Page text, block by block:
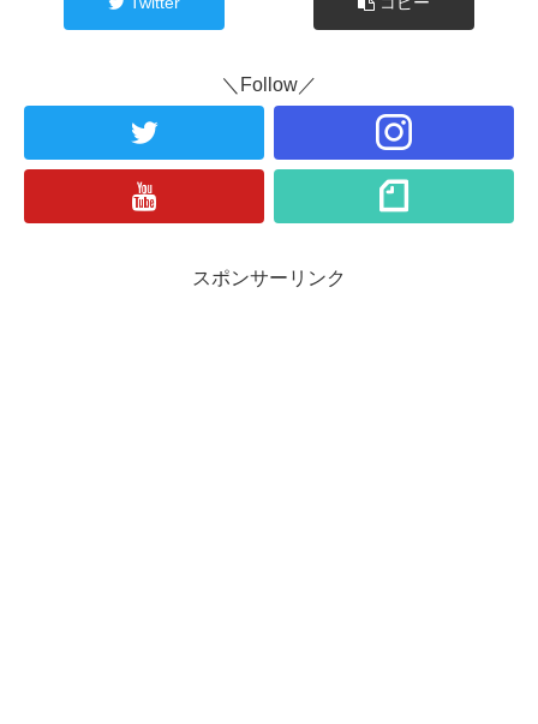
＼Follow／
スポンサーリンク